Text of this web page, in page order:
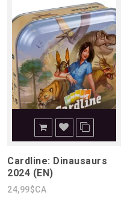
Cardline: Dinausaurs
2024 (EN)
24,99$CA